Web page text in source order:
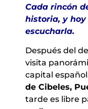
Cada rincón
historia, y
escucharla.
Después del
visita
capital
de Cibeles,
tarde es libre